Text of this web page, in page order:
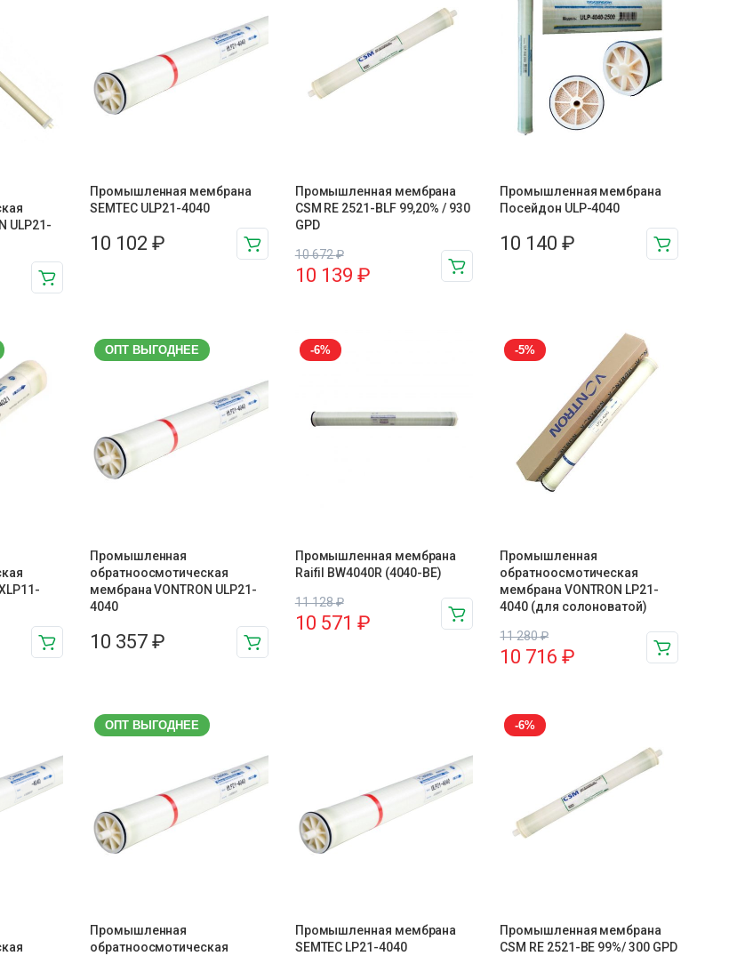
ULP21-
Промышленная мембрана
SEMTEC ULP21-4040
10 102 ₽
Промышленная мембрана
CSM RE 2521-BLF 99,20% / 930
GPD
10 672₽
10 139 ₽
Промышленная мембрана
Посейдон ULP-4040
10 140₽
ОПТ ВЫГОДНЕЕ
Промышленная
обратноосмотическая
мембрана VONTRON ULP21-
4040
10 357 ₽
-6%
Промышленная мембрана
Raifil BW4040R (4040-BE)
11 128₽
10 571 ₽
-5%
Промышленная
обратноосмотическая
мембрана VONTRON LP21-
4040 (для солоноватой)
11 280₽
10 716₽
ОПТ ВЫГОДНЕЕ
Промышленная
обратноосмотическая
Промышленная мембрана
SEMTEC LP21-4040
-6%
Промышленная мембрана
CSM RE 2521-BE 99%/ 300 GPD